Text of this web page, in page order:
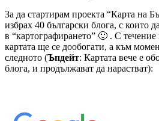
За да стартирам проекта “Карта на
избрах 40 български блога, с които
в “картографирането” 🙂 . С
картата ще се дообогати, а към
следното (Ъпдейт: Картата вече е
блога, и продължават да нарастват):